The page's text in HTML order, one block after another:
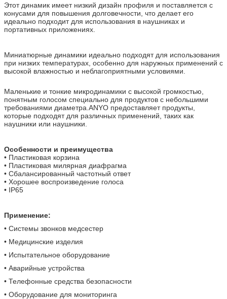
Этот динамик имеет низкий дизайн профиля и поставляется с
конусами для повышения долговечности, что делает его
идеально подходит для использования в наушниках и
портативных приложениях.
Миниатюрные динамики идеально подходят для использования
при низких температурах, особенно для наружных применений с
высокой влажностью и неблагоприятными условиями.
Маленькие и тонкие микродинамики с высокой громкостью,
понятным голосом специально для продуктов с небольшими
требованиями диаметра.ANYO предоставляет продукты,
которые подходят для различных применений, таких как
наушники или наушники.
Особенности и преимущества
• Пластиковая корзина
• Пластиковая милярная диафрагма
• Сбалансированный частотный ответ
• Хорошее воспроизведение голоса
• IP65
Применение:
• Системы звонков медсестер
• Медицинские изделия
• Испытательное оборудование
• Аварийные устройства
• Телефонные средства безопасности
• Оборудование для мониторинга